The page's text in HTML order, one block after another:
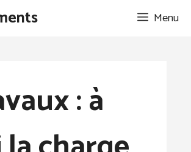
Menu
: à